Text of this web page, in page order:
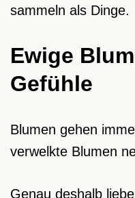
sammeln als Dinge.
Ewige
Gefühle
Blumen gehen
verwelkte Blumen
Genau deshalb